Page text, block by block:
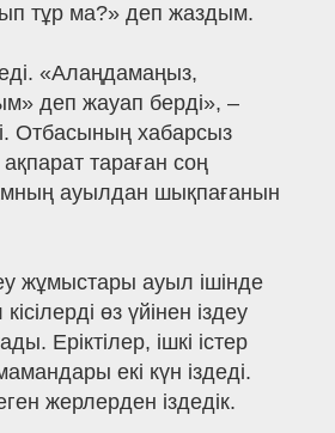
тұр ма?» деп жаздым.
«Алаңдамаңыз,
деп жауап берді», –
Отбасының хабарсыз
тараған соң
ауылдан шықпағанын
жұмыстары ауыл ішінде
өз үйінен іздеу
Еріктілер, ішкі істер
екі күн іздеді.
жерлерден іздедік.